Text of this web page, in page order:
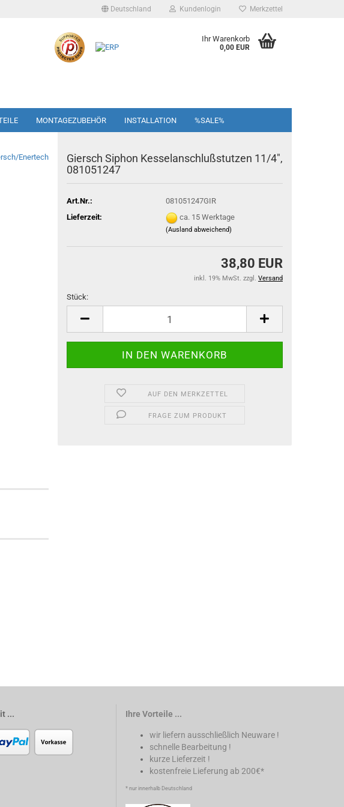
Deutschland Kundenlogin Merkzettel
Ihr Warenkorb
0,00 EUR
MONTAGEZUBEHÖR INSTALLATION %SALE%
Enertech
Giersch Siphon Kesselanschlußstutzen 11/4",
081051247
Art.Nr.:
081051247GIR
Lieferzeit:
ca. 15 Werktage
(Ausland abweichend)
38,80 EUR
inkl. 19% MwSt. zzgl. Versand
Stück:
Stück
AUF DEN MERKZETTEL
FRAGE ZUM PRODUKT
... Ihre Vorteile ...
wir liefern ausschließlich Neuware !
schnelle Bearbeitung !
kurze Lieferzeit !
kostenfreie Lieferung ab 200€*
* nur innerhalb Deutschland